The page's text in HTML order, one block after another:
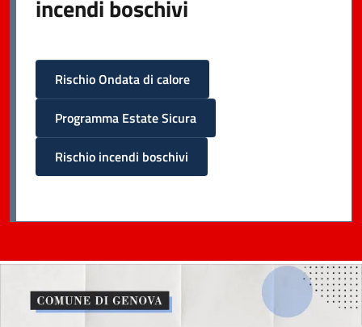
incendi boschivi
Rischio Ondata di calore
Programma Estate Sicura
Rischio incendi boschivi